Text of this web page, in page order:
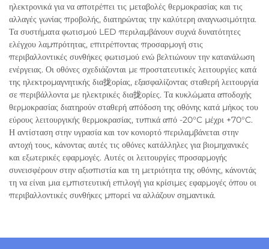
ηλεκτρονικά για να αποτρέπει τις μεταβολές θερμοκρασίας και τις
αλλαγές γωνίας προβολής, διατηρώντας την καλύτερη αναγνωσιμότητα.
Τα συστήματα φωτισμού LED περιλαμβάνουν συχνά δυνατότητες
ελέγχου λαμπρότητας, επιτρέποντας προσαρμογή στις
περιβαλλοντικές συνθήκες φωτισμού ενώ βελτιώνουν την κατανάλωση
ενέργειας. Οι οθόνες σχεδιάζονται με προστατευτικές λειτουργίες κατά
της ηλεκτρομαγνητικής δια拢ορίας, εξασφαλίζοντας σταθερή λειτουργία
σε περιβάλλοντα με ηλεκτρικές δια拢ορίες. Τα κυκλώματα αποδοχής
θερμοκρασίας διατηρούν σταθερή απόδοση της οθόνης κατά μήκος του
εύρους λειτουργικής θερμοκρασίας, τυπικά από -20°C μέχρι +70°C.
Η αντίσταση στην υγρασία και τον κονιορτό περιλαμβάνεται στην
αντοχή τους, κάνοντας αυτές τις οθόνες κατάλληλες για βιομηχανικές
και εξωτερικές εφαρμογές. Αυτές οι λειτουργίες προσαρμογής
συνεισφέρουν στην αξιοπιστία και τη μετριότητα της οθόνης, κάνοντάς
τη να είναι μια εμπιστευτική επιλογή για κρίσιμες εφαρμογές όπου οι
περιβαλλοντικές συνθήκες μπορεί να αλλάζουν σημαντικά.